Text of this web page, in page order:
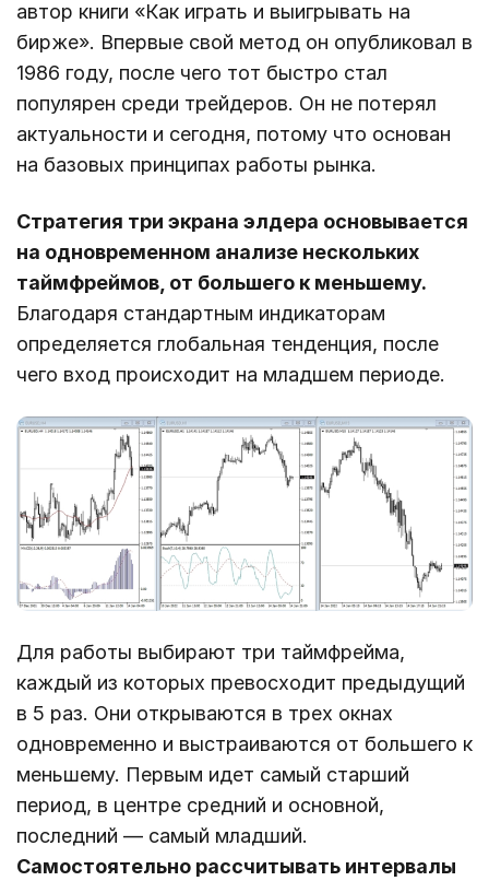
автор книги «Как играть и выигрывать на
бирже». Впервые свой метод он опубликовал в
1986 году, после чего тот быстро стал
популярен среди трейдеров. Он не потерял
актуальности и сегодня, потому что основан
на базовых принципах работы рынка.
Стратегия три экрана элдера основывается
на одновременном анализе нескольких
таймфреймов, от большего к меньшему.
Благодаря стандартным индикаторам
определяется глобальная тенденция, после
чего вход происходит на младшем периоде.
Для работы выбирают три таймфрейма,
каждый из которых превосходит предыдущий
в 5 раз. Они открываются в трех окнах
одновременно и выстраиваются от большего к
меньшему. Первым идет самый старший
период, в центре средний и основной,
последний ― самый младший.
Самостоятельно рассчитывать интервалы